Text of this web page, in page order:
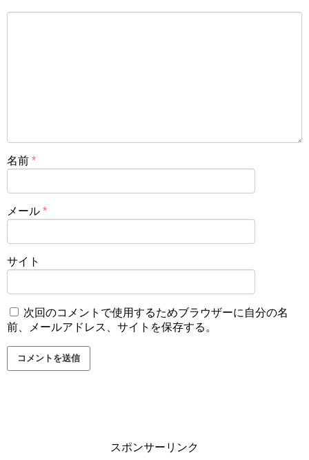
名前 *
メール *
サイト
次回のコメントで使用するためブラウザーに自分の名
前、メールアドレス、サイトを保存する。
スポンサーリンク